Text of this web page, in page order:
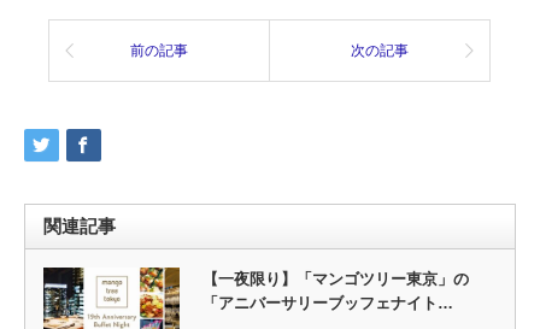
前の記事 次の記事
関連記事
【一夜限り】「マンゴツリー東京」の
「アニバーサリーブッフェナイト…